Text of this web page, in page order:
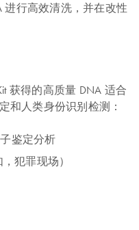
进行高效清洗，并在改性
获得的高质量 DNA 适合
和人类身份识别检测：
鉴定分析
犯罪现场）